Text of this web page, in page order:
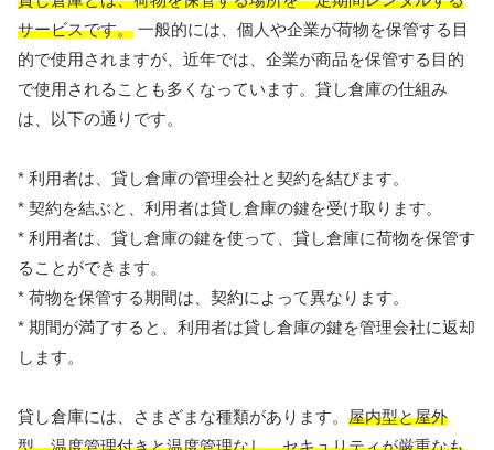
サービスです。 一般的には、個人や企業が荷物を保管する目
的で使用されますが、近年では、企業が商品を保管する目的
で使用されることも多くなっています。貸し倉庫の仕組み
は、以下の通りです。
* 利用者は、貸し倉庫の管理会社と契約を結びます。
* 契約を結ぶと、利用者は貸し倉庫の鍵を受け取ります。
* 利用者は、貸し倉庫の鍵を使って、貸し倉庫に荷物を保管す
ることができます。
* 荷物を保管する期間は、契約によって異なります。
* 期間が満了すると、利用者は貸し倉庫の鍵を管理会社に返却
します。
貸し倉庫には、さまざまな種類があります。 屋内型と屋外
型、温度管理付きと温度管理なし、セキュリティが厳重なも